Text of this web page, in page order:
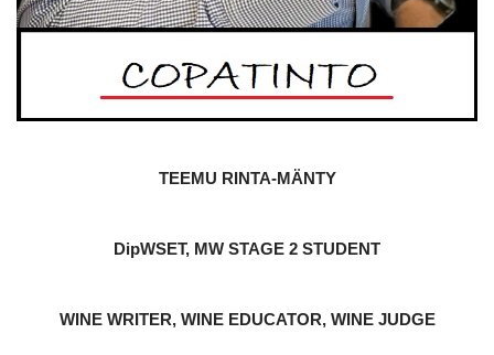
TEEMU RINTA-MÄNTY
DipWSET, MW STAGE 2 STUDENT
WINE WRITER, WINE EDUCATOR, WINE JUDGE